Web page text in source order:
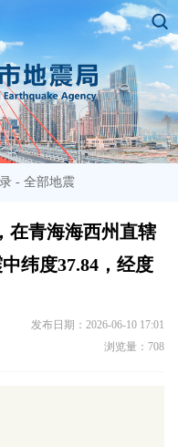
- 全部地震
在青海海西州直辖
纬度37.84，经度
发布日期：2026-06-10 17:01
浏览量：708